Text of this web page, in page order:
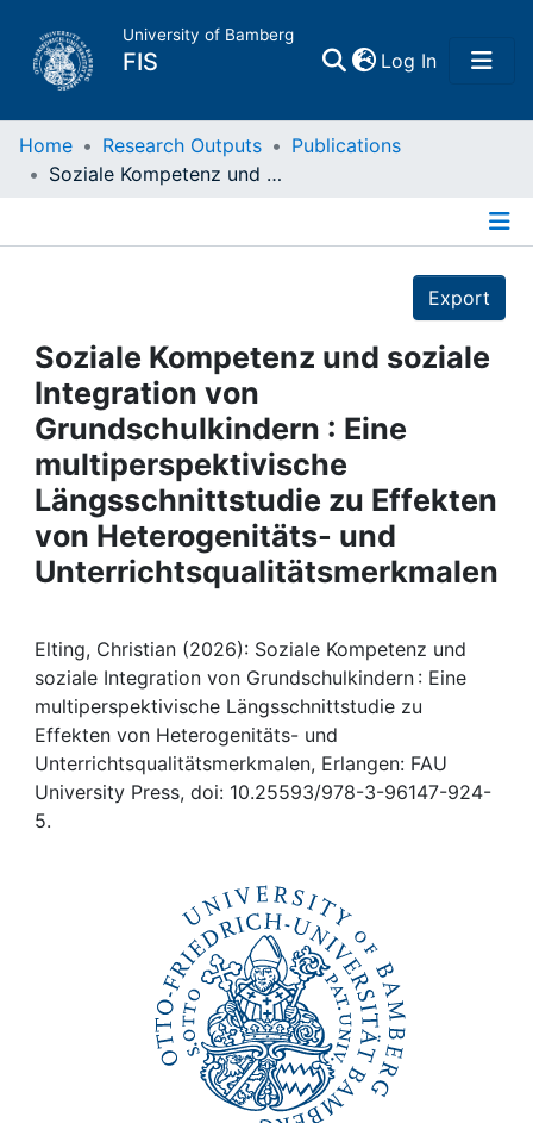
University of Bamberg
FIS Log In(current)
Home
Projects
People
Institutions
Awards
Help
Home Research Outputs
Publications
Soziale Kompetenz und soziale Integration von Grundschulkindern : Eine multiperspektivische Längsschnittstudie zu Effekten von Heterogenitäts- und Unterrichtsqualitätsmerkmalen
Export
Soziale Kompetenz und soziale
Integration von
Grundschulkindern : Eine
multiperspektivische
Längsschnittstudie zu Effekten
von Heterogenitäts- und
Unterrichtsqualitätsmerkmalen
Elting, Christian (2026): Soziale Kompetenz und
soziale Integration von Grundschulkindern : Eine
multiperspektivische Längsschnittstudie zu
Effekten von Heterogenitäts- und
Unterrichtsqualitätsmerkmalen, Erlangen: FAU
University Press, doi: 10.25593/978-3-96147-924-
5.